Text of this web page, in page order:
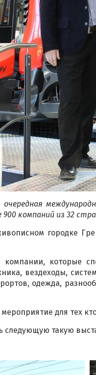
компаний из 32
городке
которые
вездеходы,
одежда,
для тех
следующую такую